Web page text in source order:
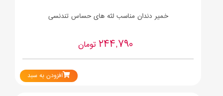
خمیر دندان مناسب لثه های حساس تندنسی
244,790تومان
افزودن به سبد